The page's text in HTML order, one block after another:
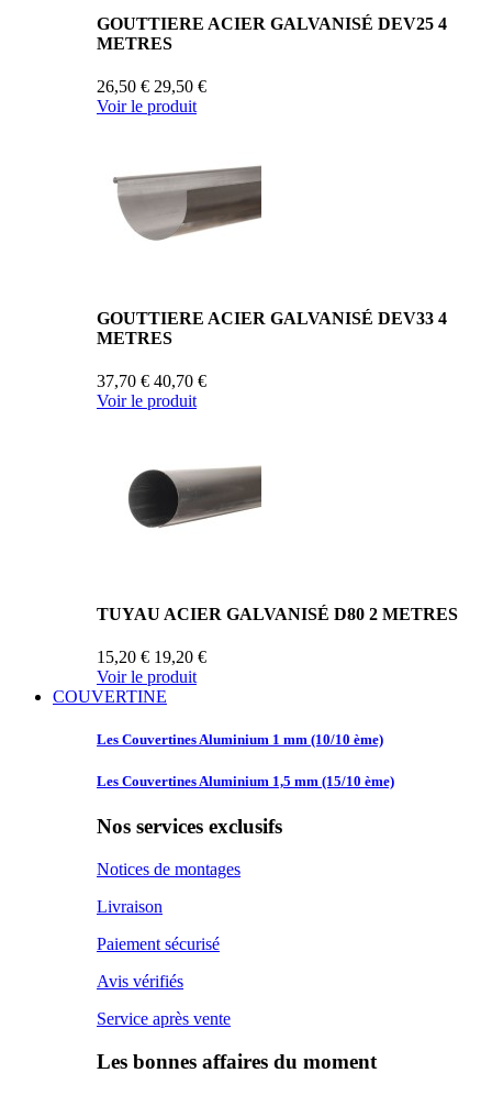
GOUTTIERE ACIER GALVANISÉ DEV25 4
METRES
26,50 € 29,50 €
Voir le produit
GOUTTIERE ACIER GALVANISÉ DEV33 4
METRES
37,70 € 40,70 €
Voir le produit
TUYAU ACIER GALVANISÉ D80 2 METRES
15,20 € 19,20 €
Voir le produit
COUVERTINE
Les CouvertinesAluminium 1 mm (10/10 ème)
Les CouvertinesAluminium 1,5 mm (15/10 ème)
Nos services exclusifs
Notices de montages
Livraison
Paiement sécurisé
Avis vérifiés
Service après vente
Les bonnes affaires du moment